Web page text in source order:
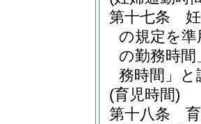
第十七条
の規定を
の勤務時
務時間」
(育児時間)
第十八条